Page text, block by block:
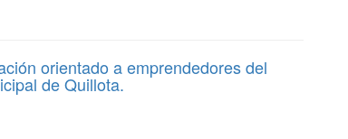
orientado a emprendedores del
de Quillota.